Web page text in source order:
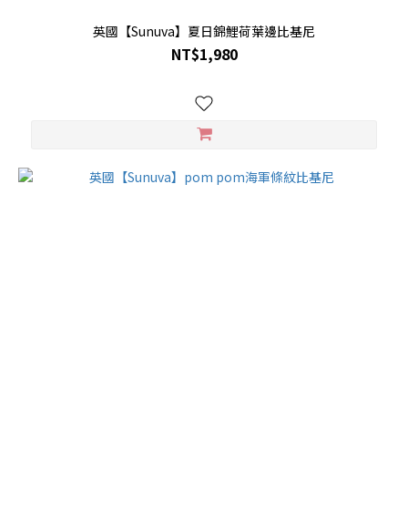
英國【Sunuva】夏日錦鯉荷葉邊比基尼
NT$1,980